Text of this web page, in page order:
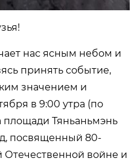
нас ясным небом и
принять событие,
значением и
в 9:00 утра (по
Тяньаньмэнь
посвященный 80-
войне и